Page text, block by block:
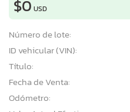
$0 USD
Número de lote:
ID vehicular (VIN):
Título:
Fecha de Venta:
Odómetro: